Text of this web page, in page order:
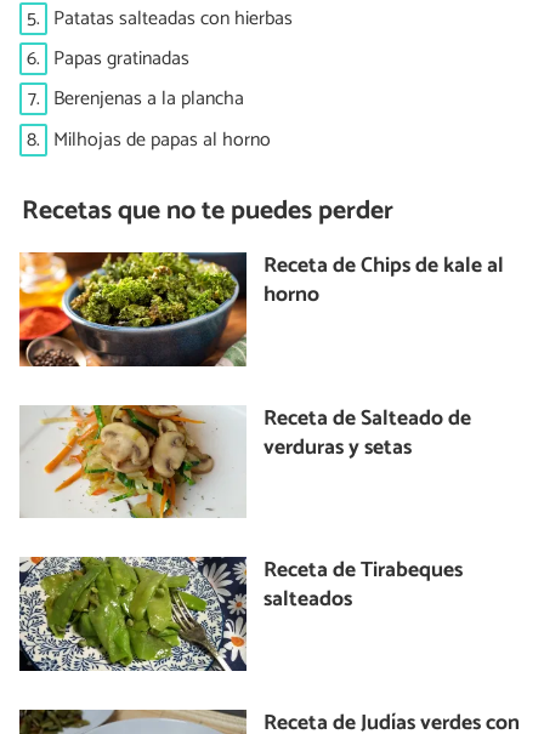
5. Patatas salteadas con hierbas
6. Papas gratinadas
7. Berenjenas a la plancha
8. Milhojas de papas al horno
Recetas que no te puedes perder
Receta de Chips de kale al
horno
Receta de Salteado de
verduras y setas
Receta de Tirabeques
salteados
Receta de Judías verdes con